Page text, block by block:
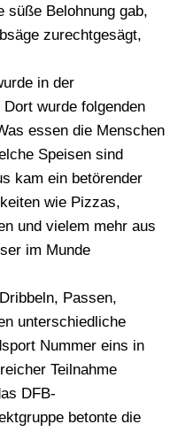
süße Belohnung gab,
zurechtgesägt,
in der
wurde folgenden
essen die Menschen
Speisen sind
kam ein betörender
wie Pizzas,
und vielem mehr aus
im Munde
Passen,
unterschiedliche
Nummer eins in
Teilnahme
DFB-
betonte die